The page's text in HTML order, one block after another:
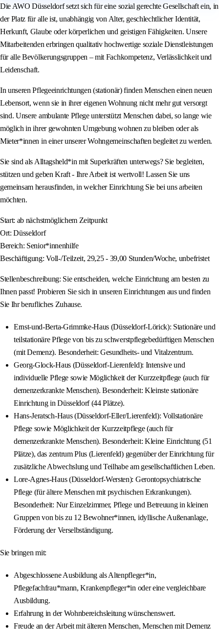
Die AWO Düsseldorf setzt sich für eine sozial gerechte Gesellschaft ein, in
der Platz für alle ist, unabhängig von Alter, geschlechtlicher Identität,
Herkunft, Glaube oder körperlichen und geistigen Fähigkeiten. Unsere
Mitarbeitenden erbringen qualitativ hochwertige soziale Dienstleistungen
für alle Bevölkerungsgruppen – mit Fachkompetenz, Verlässlichkeit und
Leidenschaft.
In unseren Pflegeeinrichtungen (stationär) finden Menschen einen neuen
Lebensort, wenn sie in ihrer eigenen Wohnung nicht mehr gut versorgt
sind. Unsere ambulante Pflege unterstützt Menschen dabei, so lange wie
möglich in ihrer gewohnten Umgebung wohnen zu bleiben oder als
Mieter*innen in einer unserer Wohngemeinschaften begleitet zu werden.
Sie sind als Alltagsheld*in mit Superkräften unterwegs? Sie begleiten,
stützen und geben Kraft - Ihre Arbeit ist wertvoll! Lassen Sie uns
gemeinsam herausfinden, in welcher Einrichtung Sie bei uns arbeiten
möchten.
Start: ab nächstmöglichem Zeitpunkt
Ort: Düsseldorf
Bereich: Senior*innenhilfe
Beschäftigung: Voll-/Teilzeit, 29,25 - 39,00 Stunden/Woche, unbefristet
Stellenbeschreibung: Sie entscheiden, welche Einrichtung am besten zu
Ihnen passt! Probieren Sie sich in unseren Einrichtungen aus und finden
Sie Ihr berufliches Zuhause.
Ernst-und-Berta-Grimmke-Haus (Düsseldorf-Lörick): Stationäre und
teilstationäre Pflege von bis zu schwerstpflegebedürftigen Menschen
(mit Demenz). Besonderheit: Gesundheits- und Vitalzentrum.
Georg-Glock-Haus (Düsseldorf-Lierenfeld): Intensive und
individuelle Pflege sowie Möglichkeit der Kurzzeitpflege (auch für
demenzerkrankte Menschen). Besonderheit: Kleinste stationäre
Einrichtung in Düsseldorf (44 Plätze).
Hans-Jeratsch-Haus (Düsseldorf-Eller/Lierenfeld): Vollstationäre
Pflege sowie Möglichkeit der Kurzzeitpflege (auch für
demenzerkrankte Menschen). Besonderheit: Kleine Einrichtung (51
Plätze), das zentrum Plus (Lierenfeld) gegenüber der Einrichtung für
zusätzliche Abwechslung und Teilhabe am gesellschaftlichen Leben.
Lore-Agnes-Haus (Düsseldorf-Wersten): Gerontopsychiatrische
Pflege (für ältere Menschen mit psychischen Erkrankungen).
Besonderheit: Nur Einzelzimmer, Pflege und Betreuung in kleinen
Gruppen von bis zu 12 Bewohner*innen, idyllische Außenanlage,
Förderung der Verselbständigung.
Sie bringen mit:
Abgeschlossene Ausbildung als Altenpfleger*in,
Pflegefachfrau*mann, Krankenpfleger*in oder eine vergleichbare
Ausbildung.
Erfahrung in der Wohnbereichsleitung wünschenswert.
Freude an der Arbeit mit älteren Menschen, Menschen mit Demenz